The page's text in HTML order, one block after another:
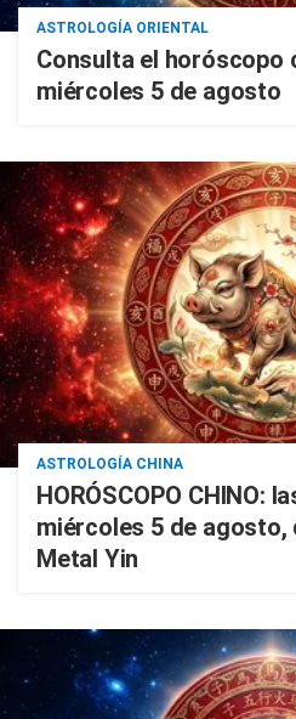
ASTROLOGÍA ORIENTAL
Consulta el horóscopo
miércoles 5 de agosto
ASTROLOGÍA CHINA
HORÓSCOPO CHINO:
miércoles 5 de agosto,
Metal Yin